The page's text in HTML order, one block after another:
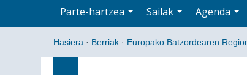
Parte-hartzea Sailak Agenda
Hasiera · Berriak · Europako Batzordearen